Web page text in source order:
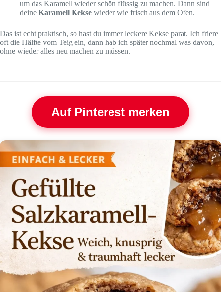
um das Karamell wieder schön flüssig zu machen. Dann sind
deine Karamell Kekse wieder wie frisch aus dem Ofen.
Das ist echt praktisch, so hast du immer leckere Kekse parat. Ich friere
oft die Hälfte vom Teig ein, dann hab ich später nochmal was davon,
ohne wieder alles neu machen zu müssen.
Auf Pinterest merken